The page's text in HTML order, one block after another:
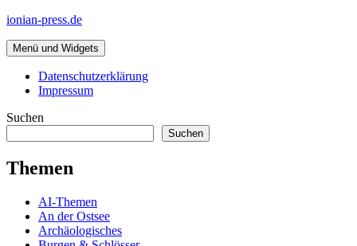
Zum
springen
ionian-press.de
Menü und Widgets
Datenschutzerklärung
Impressum
Suchen
Suchen
Themen
AI-Themen
An der Ostsee
Archäologisches